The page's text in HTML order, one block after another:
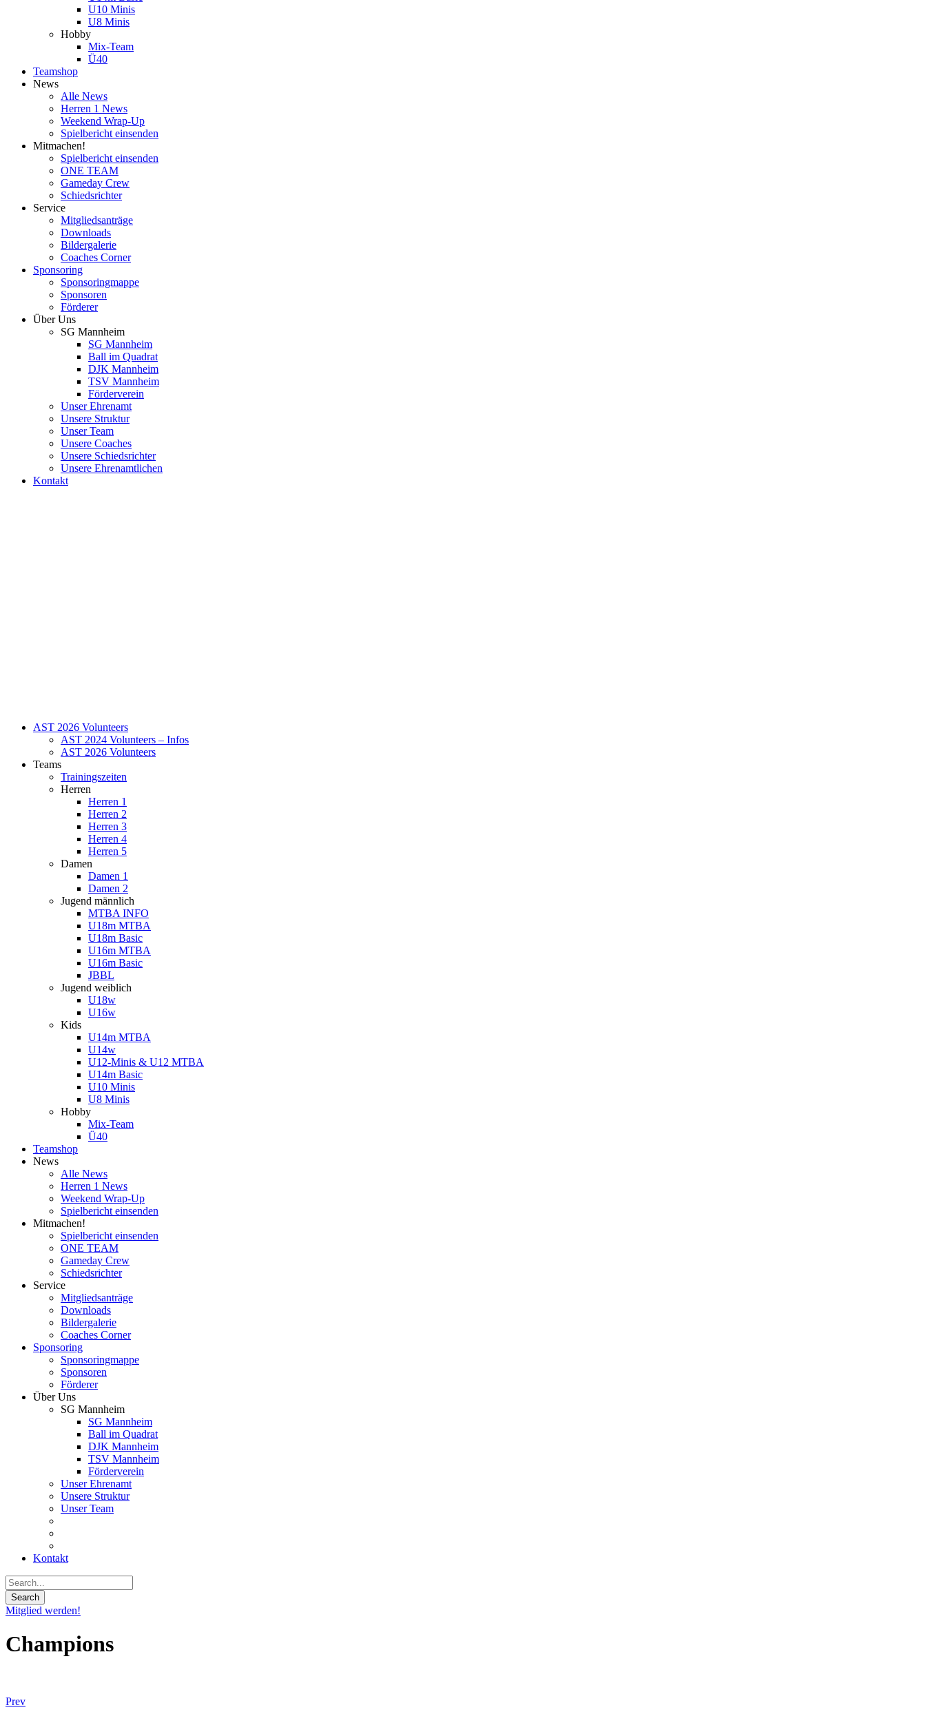
U10 Minis
U8 Minis
Hobby
Mix-Team
Ü40
Teamshop
News
Alle News
Herren 1 News
Weekend Wrap-Up
Spielbericht einsenden
Mitmachen!
Spielbericht einsenden
ONE TEAM
Gameday Crew
Schiedsrichter
Service
Mitgliedsanträge
Downloads
Bildergalerie
Coaches Corner
Sponsoring
Sponsoringmappe
Sponsoren
Förderer
Über Uns
SG Mannheim
SG Mannheim
Ball im Quadrat
DJK Mannheim
TSV Mannheim
Förderverein
Unser Ehrenamt
Unsere Struktur
Unser Team
Unsere Coaches
Unsere Schiedsrichter
Unsere Ehrenamtlichen
Kontakt
AST 2026 Volunteers
AST 2024 Volunteers – Infos
AST 2026 Volunteers
Teams
Trainingszeiten
Herren
Herren 1
Herren 2
Herren 3
Herren 4
Herren 5
Damen
Damen 1
Damen 2
Jugend männlich
MTBA INFO
U18m MTBA
U18m Basic
U16m MTBA
U16m Basic
JBBL
Jugend weiblich
U18w
U16w
Kids
U14m MTBA
U14w
U12-Minis & U12 MTBA
U14m Basic
U10 Minis
U8 Minis
Hobby
Mix-Team
Ü40
Teamshop
News
Alle News
Herren 1 News
Weekend Wrap-Up
Spielbericht einsenden
Mitmachen!
Spielbericht einsenden
ONE TEAM
Gameday Crew
Schiedsrichter
Service
Mitgliedsanträge
Downloads
Bildergalerie
Coaches Corner
Sponsoring
Sponsoringmappe
Sponsoren
Förderer
Über Uns
SG Mannheim
SG Mannheim
Ball im Quadrat
DJK Mannheim
TSV Mannheim
Förderverein
Unser Ehrenamt
Unsere Struktur
Unser Team
Kontakt
Mitglied werden!
Champions
Prev